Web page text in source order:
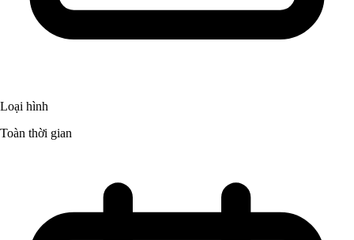
Loại hình
Toàn thời gian